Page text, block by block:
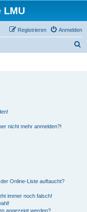
LMU
Anmelden
Registrieren
nicht mehr anmelden?!
Online-Liste auftaucht?
immer noch falsch!
angezeigt werden?